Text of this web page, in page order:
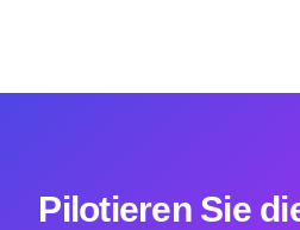
Pilotieren Sie